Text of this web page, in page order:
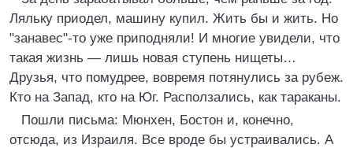
Ляльку приодел, машину купил. Жить бы и жить. Но
"занавес"-то уже приподняли! И многие увидели, что
такая жизнь — лишь новая ступень нищеты…
Друзья, что помудрее, вовремя потянулись за рубеж.
Кто на Запад, кто на Юг. Расползались, как тараканы.
Пошли письма: Мюнхен, Бостон и, конечно,
отсюда, из Израиля. Все вроде бы устраивались. А